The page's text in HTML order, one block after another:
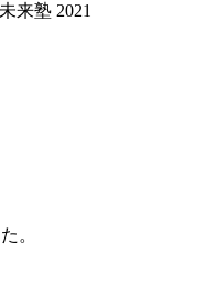
来塾 2021
。